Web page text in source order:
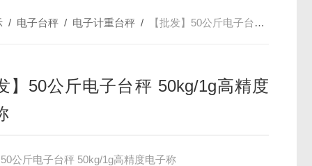
/ 电子台秤 / 电子计重台秤 / 【批发】50公斤电子台秤 50kg/1g高精度电子称
】50公斤电子台秤 50kg/1g高精度
公斤电子台秤 50kg/1g高精度电子称